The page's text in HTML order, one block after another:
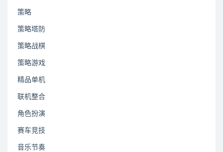
策略
策略塔防
策略战棋
策略游戏
精品单机
联机整合
角色扮演
赛车竞技
音乐节奏